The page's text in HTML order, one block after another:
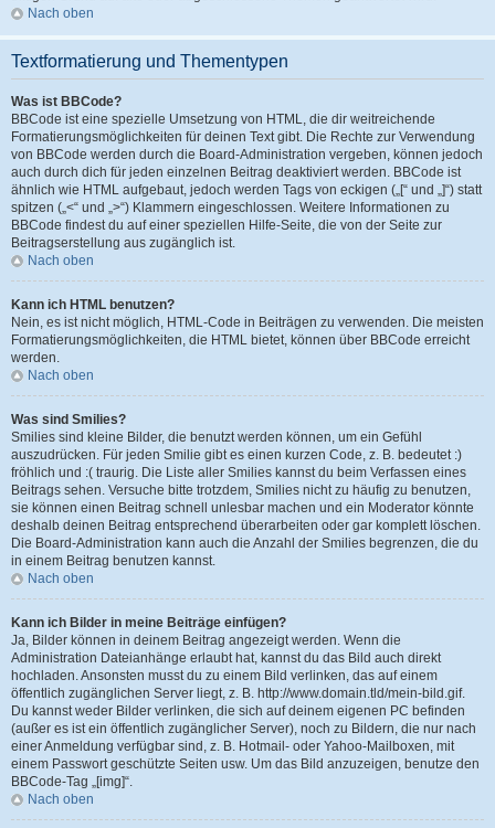
Nach oben
Textformatierung und Thementypen
Was ist BBCode?
BBCode ist eine spezielle Umsetzung von HTML, die dir weitreichende
Formatierungsmöglichkeiten für deinen Text gibt. Die Rechte zur Verwendung
von BBCode werden durch die Board-Administration vergeben, können jedoch
auch durch dich für jeden einzelnen Beitrag deaktiviert werden. BBCode ist
ähnlich wie HTML aufgebaut, jedoch werden Tags von eckigen („[“ und „]“) statt
spitzen („<“ und „>“) Klammern eingeschlossen. Weitere Informationen zu
BBCode findest du auf einer speziellen Hilfe-Seite, die von der Seite zur
Beitragserstellung aus zugänglich ist.
Nach oben
Kann ich HTML benutzen?
Nein, es ist nicht möglich, HTML-Code in Beiträgen zu verwenden. Die meisten
Formatierungsmöglichkeiten, die HTML bietet, können über BBCode erreicht
werden.
Nach oben
Was sind Smilies?
Smilies sind kleine Bilder, die benutzt werden können, um ein Gefühl
auszudrücken. Für jeden Smilie gibt es einen kurzen Code, z. B. bedeutet :)
fröhlich und :( traurig. Die Liste aller Smilies kannst du beim Verfassen eines
Beitrags sehen. Versuche bitte trotzdem, Smilies nicht zu häufig zu benutzen,
sie können einen Beitrag schnell unlesbar machen und ein Moderator könnte
deshalb deinen Beitrag entsprechend überarbeiten oder gar komplett löschen.
Die Board-Administration kann auch die Anzahl der Smilies begrenzen, die du
in einem Beitrag benutzen kannst.
Nach oben
Kann ich Bilder in meine Beiträge einfügen?
Ja, Bilder können in deinem Beitrag angezeigt werden. Wenn die
Administration Dateianhänge erlaubt hat, kannst du das Bild auch direkt
hochladen. Ansonsten musst du zu einem Bild verlinken, das auf einem
öffentlich zugänglichen Server liegt, z. B. http://www.domain.tld/mein-bild.gif.
Du kannst weder Bilder verlinken, die sich auf deinem eigenen PC befinden
(außer es ist ein öffentlich zugänglicher Server), noch zu Bildern, die nur nach
einer Anmeldung verfügbar sind, z. B. Hotmail- oder Yahoo-Mailboxen, mit
einem Passwort geschützte Seiten usw. Um das Bild anzuzeigen, benutze den
BBCode-Tag „[img]“.
Nach oben